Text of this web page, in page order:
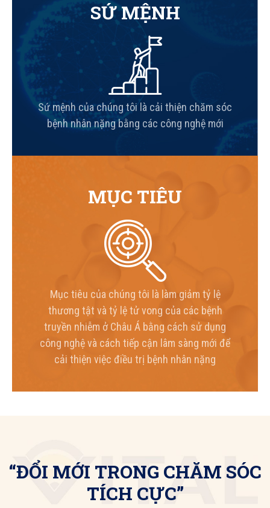
SỨ MỆNH
Sứ mệnh của chúng tôi là cải thiện chăm sóc
bệnh nhân nặng bằng các công nghệ mới
MỤC TIÊU
Mục tiêu của chúng tôi là làm giảm tỷ lệ
thương tật và tỷ lệ tử vong của các bệnh
truyền nhiễm ở Châu Á bằng cách sử dụng
công nghệ và cách tiếp cận lâm sàng mới để
cải thiện việc điều trị bệnh nhân nặng
“ĐỔI MỚI TRONG CHĂM SÓC
TÍCH CỰC”